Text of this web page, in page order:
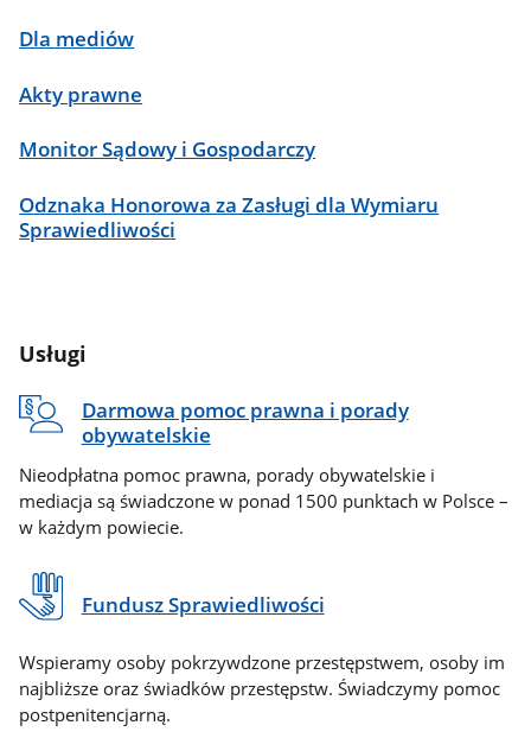
Dla mediów
Akty prawne
Monitor Sądowy i Gospodarczy
Odznaka Honorowa za Zasługi dla Wymiaru
Sprawiedliwości
Usługi
Darmowa pomoc prawna i porady
obywatelskie
Nieodpłatna pomoc prawna, porady obywatelskie i
mediacja są świadczone w ponad 1500 punktach w Polsce –
w każdym powiecie.
Fundusz Sprawiedliwości
Wspieramy osoby pokrzywdzone przestępstwem, osoby im
najbliższe oraz świadków przestępstw. Świadczymy pomoc
postpenitencjarną.